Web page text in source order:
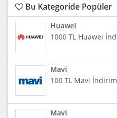
Bu Kategoride Popüler
Huawei
1000 TL Huawei
Mavi
100 TL Mavi
Mavi